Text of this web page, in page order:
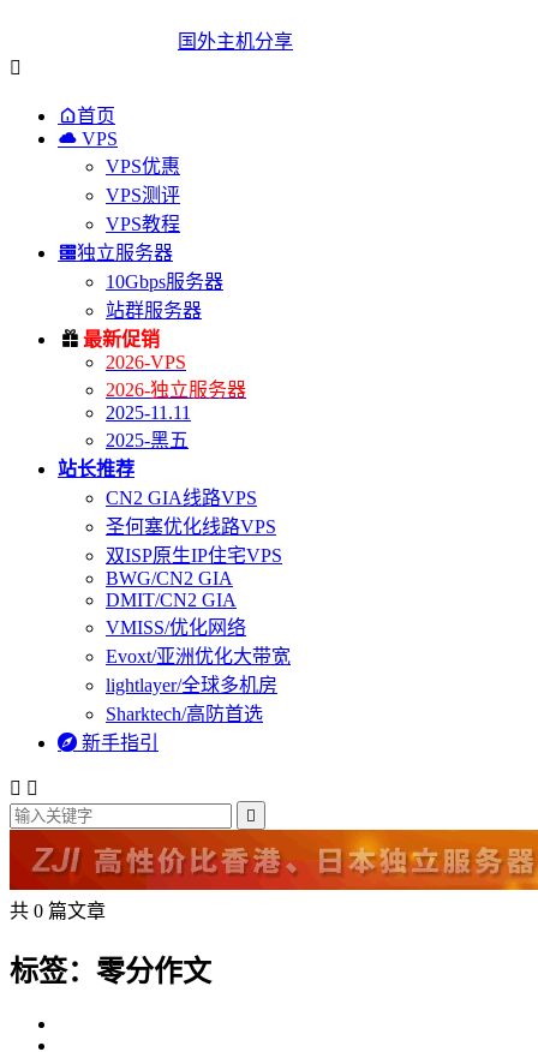
国外主机分享

首页
 VPS
VPS优惠
VPS测评
VPS教程
独立服务器
10Gbps服务器
站群服务器
 最新促销
2026-VPS
2026-独立服务器
2025-11.11
2025-黑五
站长推荐
CN2 GIA线路VPS
圣何塞优化线路VPS
双ISP原生IP住宅VPS
BWG/CN2 GIA
DMIT/CN2 GIA
VMISS/优化网络
Evoxt/亚洲优化大带宽
lightlayer/全球多机房
Sharktech/高防首选
 新手指引
 

共 0 篇文章
标签：零分作文